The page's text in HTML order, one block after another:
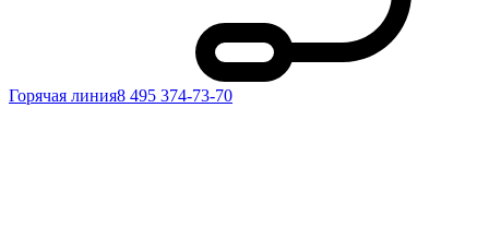
Горячая линия8 495 374-73-70